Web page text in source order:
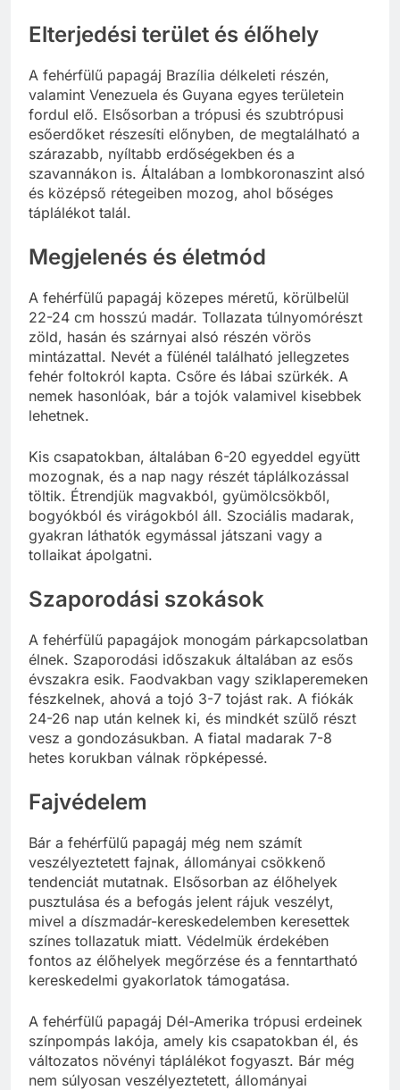
Elterjedési terület és élőhely
A fehérfülű papagáj Brazília délkeleti részén,
valamint Venezuela és Guyana egyes területein
fordul elő. Elsősorban a trópusi és szubtrópusi
esőerdőket részesíti előnyben, de megtalálható a
szárazabb, nyíltabb erdőségekben és a
szavannákon is. Általában a lombkoronaszint alsó
és középső rétegeiben mozog, ahol bőséges
táplálékot talál.
Megjelenés és életmód
A fehérfülű papagáj közepes méretű, körülbelül
22-24 cm hosszú madár. Tollazata túlnyomórészt
zöld, hasán és szárnyai alsó részén vörös
mintázattal. Nevét a fülénél található jellegzetes
fehér foltokról kapta. Csőre és lábai szürkék. A
nemek hasonlóak, bár a tojók valamivel kisebbek
lehetnek.
Kis csapatokban, általában 6-20 egyeddel együtt
mozognak, és a nap nagy részét táplálkozással
töltik. Étrendjük magvakból, gyümölcsökből,
bogyókból és virágokból áll. Szociális madarak,
gyakran láthatók egymással játszani vagy a
tollaikat ápolgatni.
Szaporodási szokások
A fehérfülű papagájok monogám párkapcsolatban
élnek. Szaporodási időszakuk általában az esős
évszakra esik. Faodvakban vagy sziklaperemeken
fészkelnek, ahová a tojó 3-7 tojást rak. A fiókák
24-26 nap után kelnek ki, és mindkét szülő részt
vesz a gondozásukban. A fiatal madarak 7-8
hetes korukban válnak röpképessé.
Fajvédelem
Bár a fehérfülű papagáj még nem számít
veszélyeztetett fajnak, állományai csökkenő
tendenciát mutatnak. Elsősorban az élőhelyek
pusztulása és a befogás jelent rájuk veszélyt,
mivel a díszmadár-kereskedelemben keresettek
színes tollazatuk miatt. Védelmük érdekében
fontos az élőhelyek megőrzése és a fenntartható
kereskedelmi gyakorlatok támogatása.
A fehérfülű papagáj Dél-Amerika trópusi erdeinek
színpompás lakója, amely kis csapatokban él, és
változatos növényi táplálékot fogyaszt. Bár még
nem súlyosan veszélyeztetett, állományai